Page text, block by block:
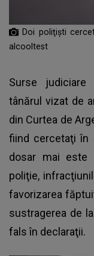
Doi poliţişti
alcooltest
Surse
tânărul vizat de
din Curtea de
fiind cercetaţi în
dosar mai este
poliţie,
favorizarea
sustragerea de
fals în declaraţii.